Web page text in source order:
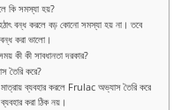
কি সমস্যা হয়?
বন্ধ করলে বড় কোনো সমস্যা হয় না। তবে
বন্ধ করা ভালো।
কী কী সাবধানতা দরকার?
তৈরি করে?
ব্যবহার করলে Frulac অভ্যাস তৈরি করে
করা ঠিক নয়।